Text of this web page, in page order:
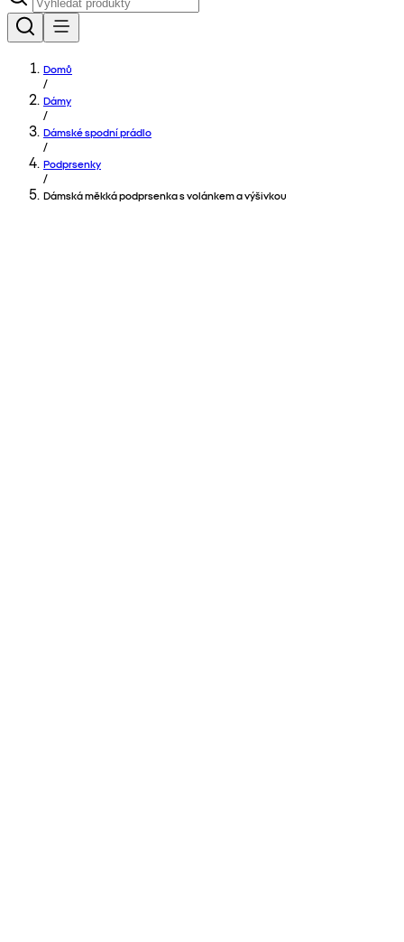
Domů
/
Dámy
/
Dámské spodní prádlo
/
Podprsenky
/
Dámská měkká podprsenka s volánkem a výšivkou